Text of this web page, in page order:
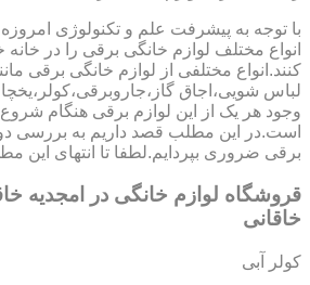
با توجه به پیشرفت علم و تکنولوژی
انواع مختلف لوازم خانگی برقی را در
کنند.انواع مختلفی از لوازم خانگی برقی
لباس شویی،اجاق
وجود هر یک از این لوازم برقی هنگام
است.در این مطلب قصد داریم به بررسی دو
برقی ضروری بپردایم.لطفا تا انتهای این
قروشگاه لوازم خانگی در امجدیه
خاقانی
کولر آبی